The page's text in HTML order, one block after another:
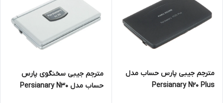
مترجم جیبی پارس حساب مدل
Persianary N20 Plus
مترجم جیبی سخنگوی پارس
حساب مدل Persianary N30